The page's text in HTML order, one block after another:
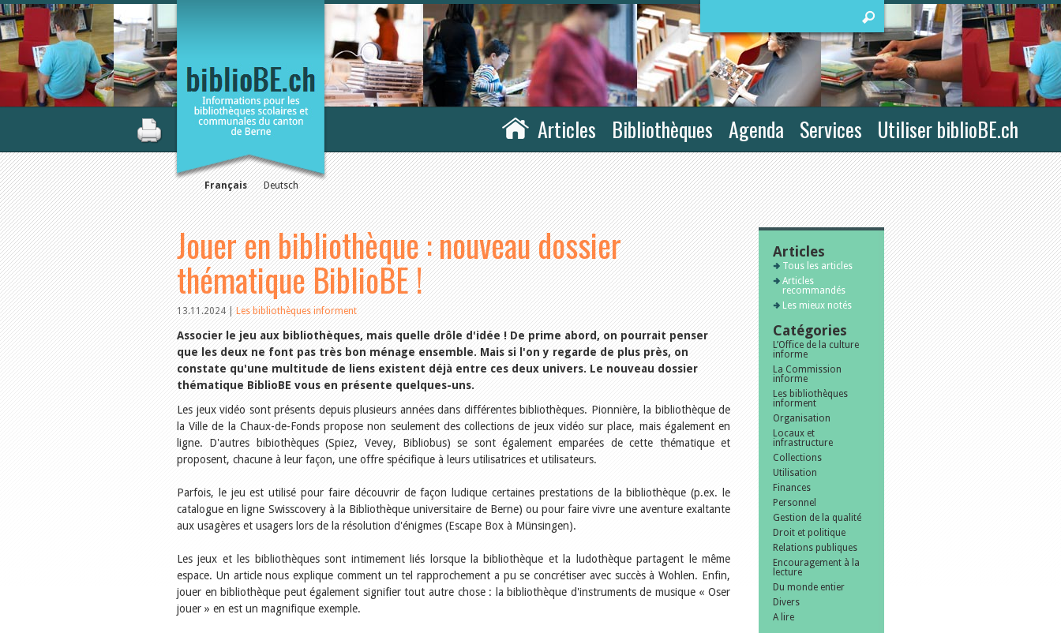
Français Deutsch
Articles Bibliothèques Agenda Services Utiliser biblioBE.ch
Jouer en bibliothèque : nouveau dossier
thématique BiblioBE !
13.11.2024|Les bibliothèques informent
Associer le jeu aux bibliothèques, mais quelle drôle d'idée ! De prime abord, on pourrait penser
que les deux ne font pas très bon ménage ensemble. Mais si l'on y regarde de plus près, on
constate qu'une multitude de liens existent déjà entre ces deux univers. Le nouveau dossier
thématique BiblioBE vous en présente quelques-uns.
Les jeux vidéo sont présents depuis plusieurs années dans différentes bibliothèques. Pionnière, la bibliothèque de
la Ville de la Chaux-de-Fonds propose non seulement des collections de jeux vidéo sur place, mais également en
ligne. D'autres bibiothèques (Spiez, Vevey, Bibliobus) se sont également emparées de cette thématique et
proposent, chacune à leur façon, une offre spécifique à leurs utilisatrices et utilisateurs.
Parfois, le jeu est utilisé pour faire découvrir de façon ludique certaines prestations de la bibliothèque (p.ex. le
catalogue en ligne Swisscovery à la Bibliothèque universitaire de Berne) ou pour faire vivre une aventure exaltante
aux usagères et usagers lors de la résolution d'énigmes (Escape Box à Münsingen).
Les jeux et les bibliothèques sont intimement liés lorsque la bibliothèque et la ludothèque partagent le même
espace. Un article nous explique comment un tel rapprochement a pu se concrétiser avec succès à Wohlen. Enfin,
jouer en bibliothèque peut également signifier tout autre chose : la bibliothèque d'instruments de musique « Oser
jouer » en est un magnifique exemple.
Articles
Tous les articles
Articles
recommandés
Les mieux notés
Catégories
L’Office de la culture
informe
La Commission
informe
Les bibliothèques
informent
Organisation
Locaux et
infrastructure
Collections
Utilisation
Finances
Personnel
Gestion de la qualité
Droit et politique
Relations publiques
Encouragement à la
lecture
Du monde entier
Divers
A lire